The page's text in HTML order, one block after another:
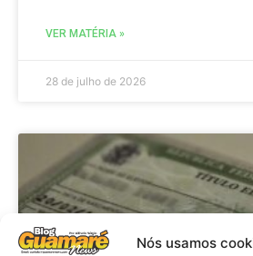
Nós usamos
VER MATÉRIA »
28 de julho de 2026